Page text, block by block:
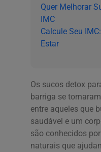
Quer Melhorar
IMC
Calcule Seu
Estar
Os sucos detox
barriga se
entre aqueles que
saudável e um
são conhecidos
naturais que